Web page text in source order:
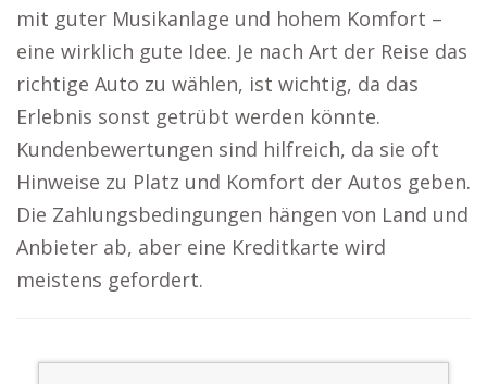
mit guter Musikanlage und hohem Komfort –
eine wirklich gute Idee. Je nach Art der Reise das
richtige Auto zu wählen, ist wichtig, da das
Erlebnis sonst getrübt werden könnte.
Kundenbewertungen sind hilfreich, da sie oft
Hinweise zu Platz und Komfort der Autos geben.
Die Zahlungsbedingungen hängen von Land und
Anbieter ab, aber eine Kreditkarte wird
meistens gefordert.